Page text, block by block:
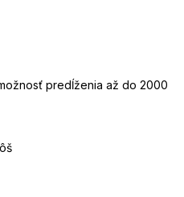
predĺženia až do 2000